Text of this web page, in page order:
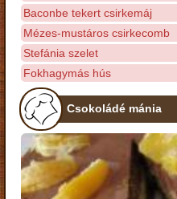
Baconbe tekert csirkemáj
Mézes-mustáros csirkecomb
Stefánia szelet
Fokhagymás hús
Csokoládé mánia